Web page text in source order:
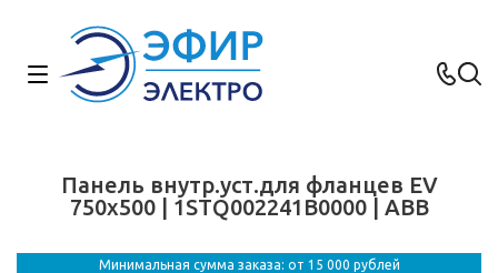
Панель внутр.уст.для фланцев EV
750х500 | 1STQ002241B0000 | ABB
Минимальная сумма заказа: от 15 000 рублей